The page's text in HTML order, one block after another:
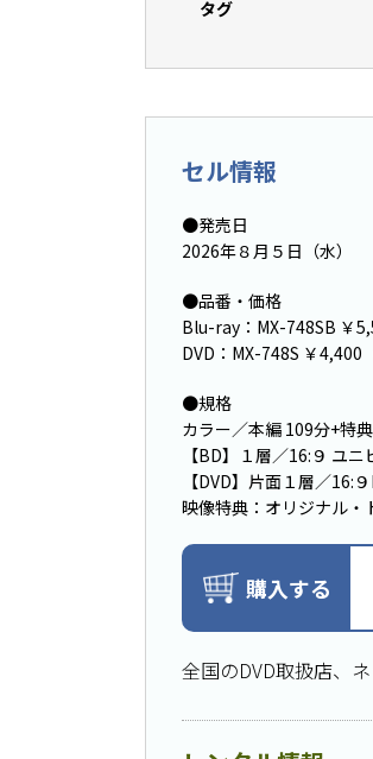
タグ
セル情報
●発売日
2026年８月５日（水）
●品番・価格
Blu-ray：MX-748SB ￥
DVD：MX-748S ￥4,400
●規格
カラー／本編 109分+特
【BD】１層／16:９ ユ
【DVD】片面１層／16:
映像特典：オリジナル・
購入する
全国のDVD取扱店、